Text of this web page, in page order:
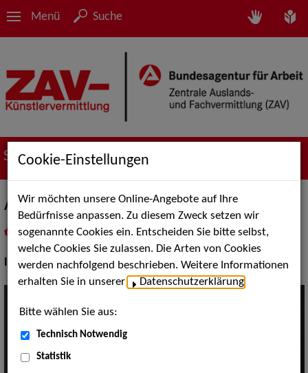
Menü Suche
Suche nach Künstler*innen
Arash Kazemi
als PDF speichern
inMeine Merklistelegen
Instrument:Gitarre
Cookie-Einstellungen
Wir möchten unsere Online-Angebote auf Ihre
Bedürfnisse anpassen. Zu diesem Zweck setzen wir
sogenannte Cookies ein. Entscheiden Sie bitte selbst,
welche Cookies Sie zulassen. Die Arten von Cookies
werden nachfolgend beschrieben. Weitere Informationen
erhalten Sie in unserer
Datenschutzerklärung
Bitte wählen Sie aus:
Technisch Notwendig
Statistik